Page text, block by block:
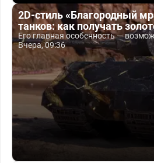
2D-стиль «Благородный
танков: как получать
Его главная особенность —
Вчера, 09:36